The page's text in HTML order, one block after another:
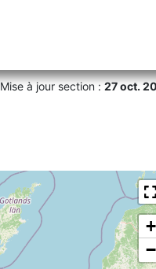
Mise à jour section : 27 oct.
+
−